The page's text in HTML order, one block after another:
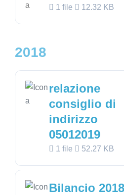
1 file 12.32 KB
2018
relazione
consiglio di
indirizzo
05012019
1 file 52.27 KB
Bilancio 2018